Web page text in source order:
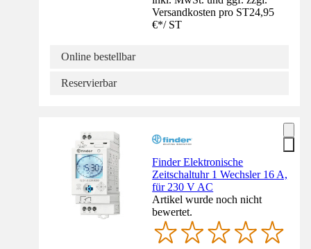
Versandkosten pro ST24,95
€*/ ST
Online bestellbar
Reservierbar
Finder Elektronische
Zeitschaltuhr 1 Wechsler 16 A,
für 230 V AC
Artikel wurde noch nicht
bewertet.